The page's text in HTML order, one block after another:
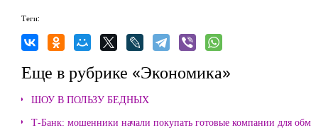
Теги:
Еще в рубрике «Экономика»
ШОУ В ПОЛЬЗУ БЕДНЫХ
Т-Банк: мошенники начали покупать готовые компании для